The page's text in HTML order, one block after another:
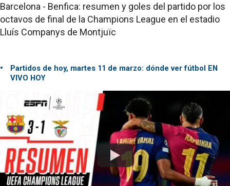
Barcelona - Benfica: resumen y goles del partido por los
octavos de final de la Champions League en el estadio
Lluís Companys de Montjuïc
Partidos de hoy, martes 11 de marzo: dónde ver fútbol EN
VIVO HOY